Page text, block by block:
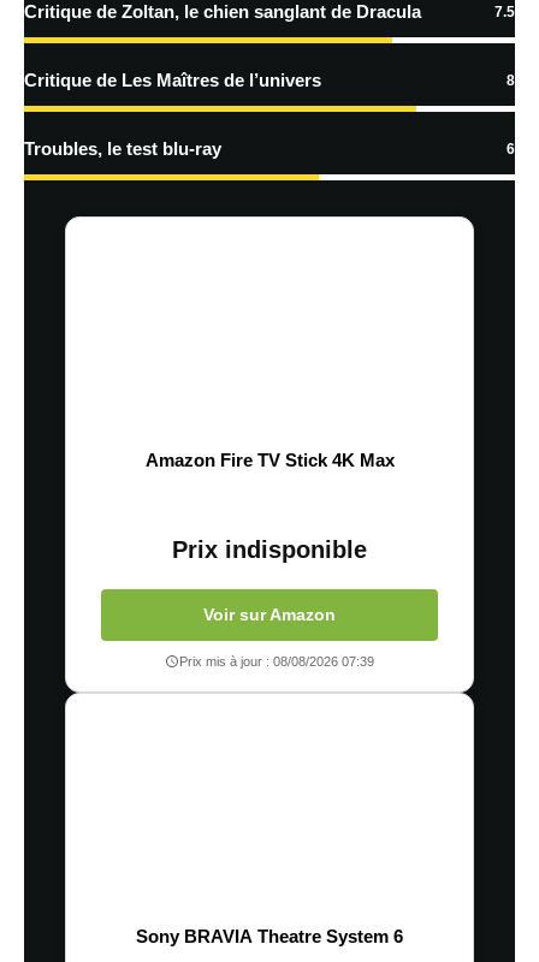
Critique de Zoltan, le chien sanglant de Dracula 7.5
Critique de Les Maîtres de l’univers 8
Troubles, le test blu-ray 6
Amazon Fire TV Stick 4K Max
Prix indisponible
Voir sur Amazon
Prix mis à jour : 08/08/2026 07:39
Sony BRAVIA Theatre System 6